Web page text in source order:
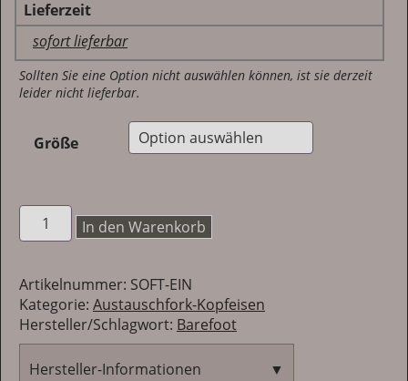
Lieferzeit
sofort lieferbar
Sollten Sie eine Option nicht auswählen können, ist sie derzeit
leider nicht lieferbar.
Größe
Barefoot
Softeinsatz
In den Warenkorb
Artikelnummer: SOFT-EIN
Kategorie: Austauschfork-Kopfeisen
Hersteller/Schlagwort: Barefoot
Hersteller-Informationen ▼